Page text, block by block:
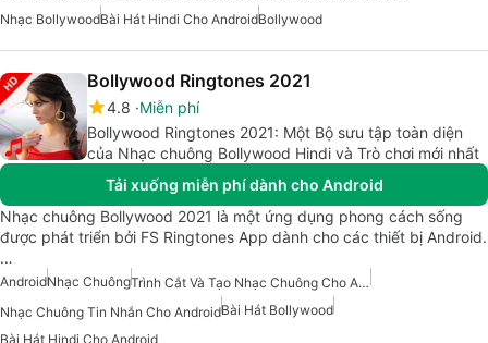
Nhạc BollywoodBài Hát Hindi Cho AndroidBollywood
Bollywood Ringtones 2021
4.8 Miễn phí
Bollywood Ringtones 2021: Một Bộ sưu tập toàn diện
của Nhạc chuông Bollywood Hindi và Trò chơi mới nhất
Tải xuống miễn phí dành cho Android
Nhạc chuông Bollywood 2021 là một ứng dụng phong cách sống
được phát triển bởi FS Ringtones App dành cho các thiết bị Android.
…
AndroidNhạc Chuông
Trình Cắt Và Tạo Nhạc Chuông Cho Android
Nhạc Chuông Tin Nhắn Cho AndroidBài Hát Bollywood
Bài Hát Hindi Cho Android